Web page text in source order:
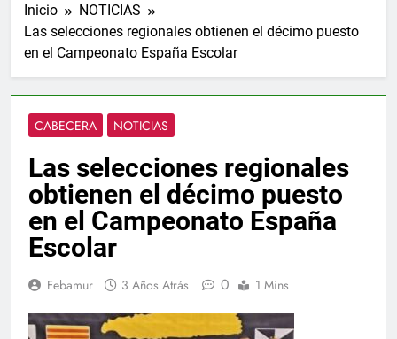
Inicio
NOTICIAS
Las selecciones regionales obtienen el décimo puesto
en el Campeonato España Escolar
CABECERA NOTICIAS
Las selecciones regionales
obtienen el décimo puesto
en el Campeonato España
Escolar
Febamur 3 Años Atrás 0 1 Mins